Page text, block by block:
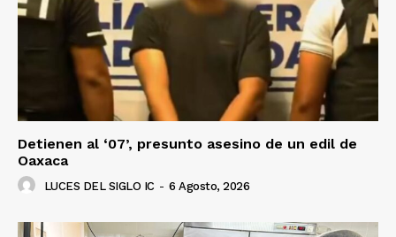
Detienen al ‘07’, presunto asesino de un edil de
Oaxaca
LUCES DEL SIGLO IC - 6 Agosto, 2026